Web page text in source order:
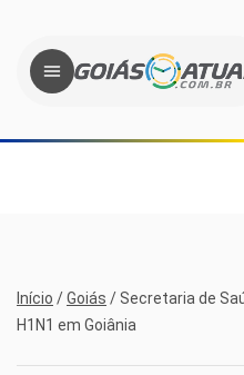
Início /Goiás / Secretaria de
H1N1 em Goiânia